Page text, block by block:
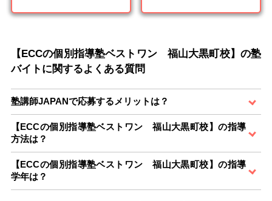
【ECCの個別指導塾ベストワン 福山大黒町校】の塾
バイトに関するよくある質問
塾講師JAPANで応募するメリットは？
【ECCの個別指導塾ベストワン 福山大黒町校】の指導
方法は？
【ECCの個別指導塾ベストワン 福山大黒町校】の指導
学年は？